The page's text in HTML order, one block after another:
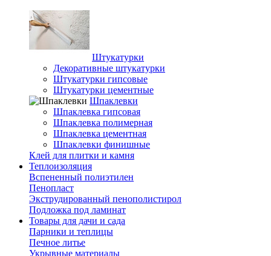
Штукатурки
Декоративные штукатурки
Штукатурки гипсовые
Штукатурки цементные
Шпаклевки
Шпаклевка гипсовая
Шпаклевка полимерная
Шпаклевка цементная
Шпаклевки финишные
Клей для плитки и камня
Теплоизоляция
Вспененный полиэтилен
Пенопласт
Экструдированный пенополистирол
Подложка под ламинат
Товары для дачи и сада
Парники и теплицы
Печное литье
Укрывные материалы